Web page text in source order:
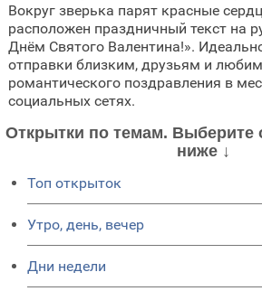
Вокруг зверька парят красные
расположен праздничный текст на
Днём Святого Валентина!».
отправки близким, друзьям и
романтического поздравления в
социальных сетях.
Открытки по темам. Выберите
ниже ↓
Топ открыток
Утро, день, вечер
Дни недели